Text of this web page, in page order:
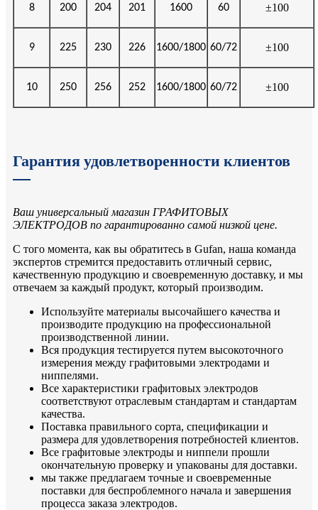
8 200 204 201 1600 60 ±100
9 225 230 226 1600/1800 60/72 ±100
10 250 256 252 1600/1800 60/72 ±100
Гарантия удовлетворенности клиентов
Ваш универсальный магазин ГРАФИТОВЫХ
ЭЛЕКТРОДОВ по гарантированно самой низкой цене.
С того момента, как вы обратитесь в Gufan, наша команда
экспертов стремится предоставить отличный сервис,
качественную продукцию и своевременную доставку, и мы
отвечаем за каждый продукт, который производим.
Используйте материалы высочайшего качества и
производите продукцию на профессиональной
производственной линии.
Вся продукция тестируется путем высокоточного
измерения между графитовыми электродами и
ниппелями.
Все характеристики графитовых электродов
соответствуют отраслевым стандартам и стандартам
качества.
Поставка правильного сорта, спецификации и
размера для удовлетворения потребностей клиентов.
Все графитовые электроды и ниппели прошли
окончательную проверку и упакованы для доставки.
мы также предлагаем точные и своевременные
поставки для беспроблемного начала и завершения
процесса заказа электродов.